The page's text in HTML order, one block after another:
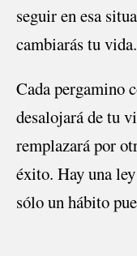
seguir en esa
cambiarás tu vida.
Cada pergamino
desalojará de tu
remplazará por
éxito. Hay una
sólo un hábito